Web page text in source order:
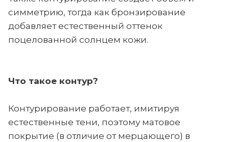
симметрию, тогда как бронзирование
добавляет естественный оттенок
поцелованной солнцем кожи.
Что такое контур?
Контурирование работает, имитируя
естественные тени, поэтому матовое
покрытие (в отличие от мерцающего) в